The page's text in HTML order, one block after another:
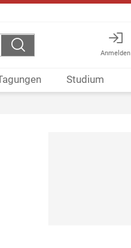
Anmelden
Studium